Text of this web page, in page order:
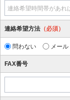
連絡希望時間帯があれ
連絡希望方法 （必須）
問わない メール
FAX番号